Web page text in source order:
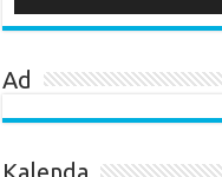
Ad
Kalenda